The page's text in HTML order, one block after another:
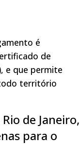
é
de
e que permite
território
de Janeiro,
para o